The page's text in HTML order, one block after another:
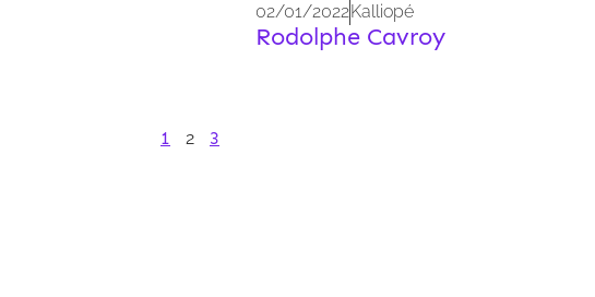
02/01/2022Kalliopé
Rodolphe Cavroy
1 2 3